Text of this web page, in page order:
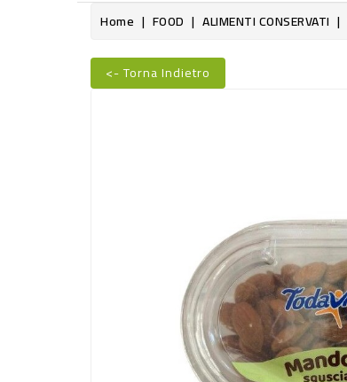
Home FOOD ALIMENTI CONSERVATI
<- Torna Indietro